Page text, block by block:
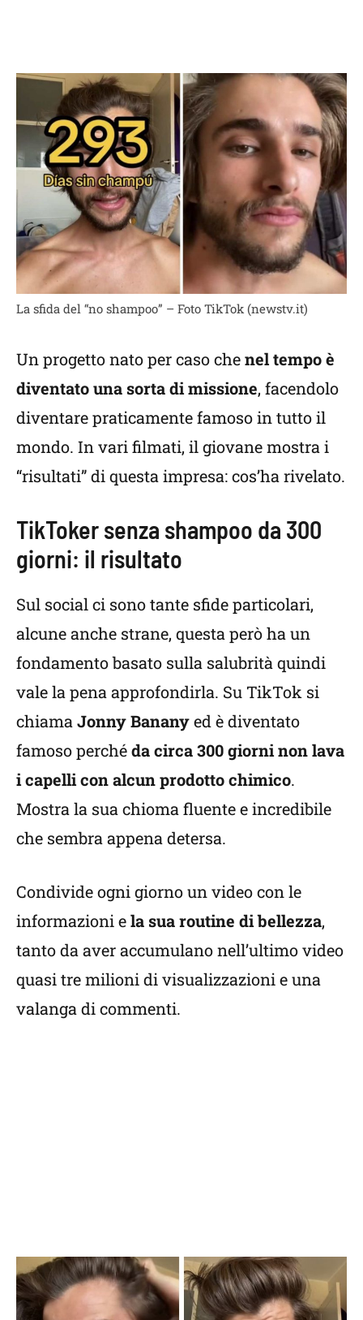
La sfida del “no shampoo” – Foto TikTok (newstv.it)
Un progetto nato per caso chenel tempo è
diventato una sorta di missione, facendolo
diventare praticamente famoso in tutto il
mondo. In vari filmati, il giovane mostra i
“risultati” di questa impresa: cos’ha rivelato.
TikToker senza shampoo da 300
giorni: il risultato
Sul social ci sono tante sfide particolari,
alcune anche strane, questa però ha un
fondamento basato sulla salubrità quindi
vale la pena approfondirla. Su TikTok si
chiama Jonny Bananyed è diventato
famoso perchéda circa 300 giorni non lava
i capelli con alcun prodotto chimico.
Mostra la sua chioma fluente e incredibile
che sembra appena detersa.
Condivide ogni giorno un video con le
informazioni ela sua routine di bellezza,
tanto da aver accumulano nell’ultimo video
quasi tre milioni di visualizzazioni e una
valanga di commenti.